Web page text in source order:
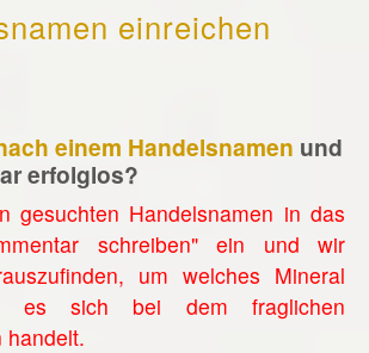
einreichen
einem Handelsnamen und
erfolglos?
gesuchten Handelsnamen in das
schreiben" ein und wir
um welches Mineral
es sich bei dem fraglichen
handelt.